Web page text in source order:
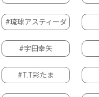
#琉球アスティーダ
#宇田幸矢
#T.T彩たま